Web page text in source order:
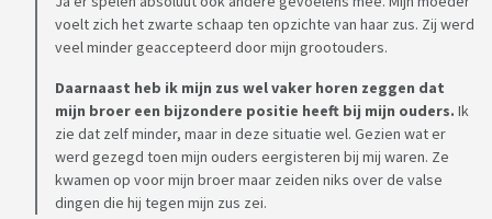
voelt zich het zwarte schaap ten opzichte van haar zus. Zij werd
veel minder geaccepteerd door mijn grootouders.
Daarnaast heb ik mijn zus wel vaker horen zeggen dat
mijn broer een bijzondere positie heeft bij mijn ouders. Ik
zie dat zelf minder, maar in deze situatie wel. Gezien wat er
werd gezegd toen mijn ouders eergisteren bij mij waren. Ze
kwamen op voor mijn broer maar zeiden niks over de valse
dingen die hij tegen mijn zus zei.